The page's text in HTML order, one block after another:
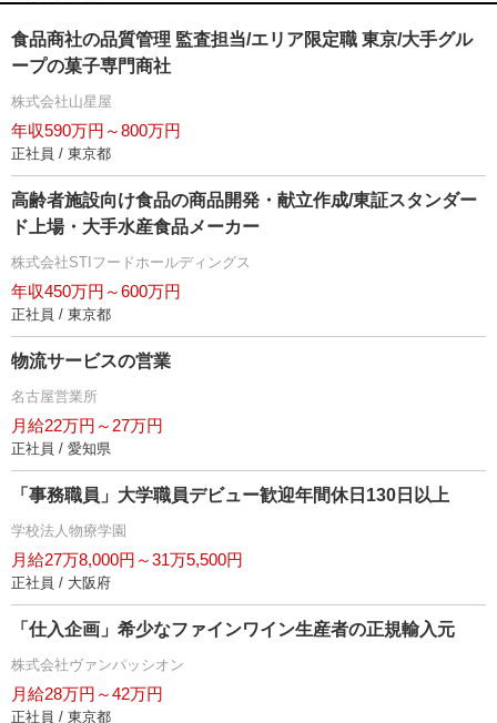
食品商社の品質管理 監査担当/エリア限定職 東京/大手グル
ープの菓子専門商社
株式会社山星屋
年収590万円～800万円
正社員 / 東京都
高齢者施設向け食品の商品開発・献立作成/東証スタンダー
ド上場・大手水産食品メーカー
株式会社STIフードホールディングス
年収450万円～600万円
正社員 / 東京都
物流サービスの営業
名古屋営業所
月給22万円～27万円
正社員 / 愛知県
「事務職員」大学職員デビュー歓迎年間休日130日以上
学校法人物療学園
月給27万8,000円～31万5,500円
正社員 / 大阪府
「仕入企画」希少なファインワイン生産者の正規輸入元
株式会社ヴァンパッシオン
月給28万円～42万円
正社員 / 東京都